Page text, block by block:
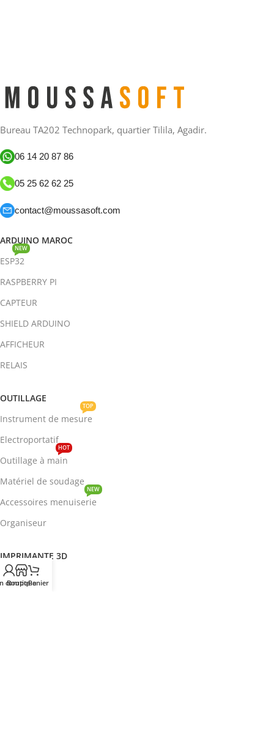
Bureau TA202 Technopark, quartier Tilila, Agadir.
06 14 20 87 86
05 25 62 62 25
contact@moussasoft.com
ARDUINO MAROC
ESP32
NEW
RASPBERRY PI
CAPTEUR
SHIELD ARDUINO
AFFICHEUR
RELAIS
OUTILLAGE
Instrument de mesure
TOP
Electroportatif
Outillage à main
HOT
Matériel de soudage
Accessoires menuiserie
NEW
Organiseur
IMPRIMANTE 3D
ROBOTIQUE
compte
BoutiquePanier